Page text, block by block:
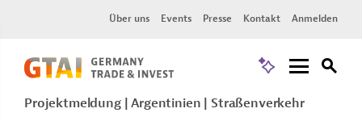
Über uns Events Presse Kontakt Anmelden
Projektmeldung Argentinien Straßenverkehr